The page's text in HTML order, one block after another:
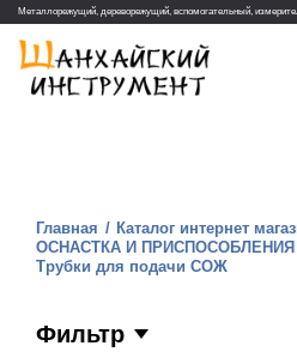
Металлорежущий, дереворежущий, вспомогательный,
Главная
Каталог интернет
ОСНАСТКА И ПРИСПОСОБЛЕНИЯ
Трубки для подачи СОЖ
Фильтр